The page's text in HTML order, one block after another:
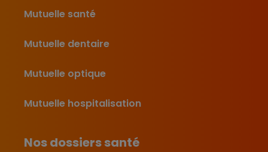
Mutuelle santé
Mutuelle dentaire
Mutuelle optique
Mutuelle hospitalisation
Nos dossiers santé